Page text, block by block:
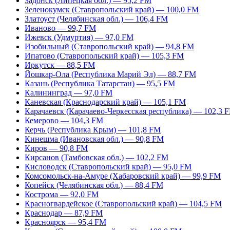
Зеленокумск (Ставропольский край) — 100,0 FM
Златоуст (Челябинская обл.) — 106,4 FM
Иваново — 99,7 FM
Ижевск (Удмуртия) — 97,0 FM
Изобильный (Ставропольский край) — 94,8 FM
Ипатово (Ставропольский край) — 105,3 FM
Иркутск — 88,5 FM
Йошкар-Ола (Республика Марий Эл) — 88,7 FM
Казань (Республика Татарстан) — 95,5 FM
Калининград — 97,0 FM
Каневская (Краснодарский край) — 105,1 FM
Карачаевск (Карачаево-Черкесская республика) — 102,3
Кемерово — 104,3 FM
Керчь (Республика Крым) — 101,8 FM
Кинешма (Ивановская обл.) — 90,8 FM
Киров — 90,8 FM
Кирсанов (Тамбовская обл.) — 102,2 FM
Кисловодск (Ставропольский край) — 95,0 FM
Комсомольск-на-Амуре (Хабаровский край) — 99,9 FM
Копейск (Челябинская обл.) — 88,4 FM
Кострома — 92,0 FM
Красногвардейское (Ставропольский край) — 104,5 FM
Краснодар — 87,9 FM
Красноярск — 95,4 FM